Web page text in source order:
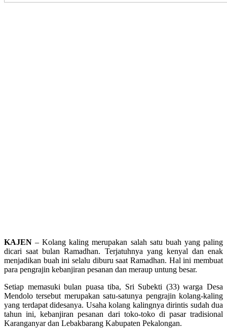
KAJEN – Kolang kaling merupakan salah satu buah yang paling
dicari saat bulan Ramadhan. Terjatuhnya yang kenyal dan enak
menjadikan buah ini selalu diburu saat Ramadhan. Hal ini membuat
para pengrajin kebanjiran pesanan dan meraup untung besar.
Setiap memasuki bulan puasa tiba, Sri Subekti (33) warga Desa
Mendolo tersebut merupakan satu-satunya pengrajin kolang-kaling
yang terdapat didesanya. Usaha kolang kalingnya dirintis sudah dua
tahun ini, kebanjiran pesanan dari toko-toko di pasar tradisional
Karanganyar dan Lebakbarang Kabupaten Pekalongan.